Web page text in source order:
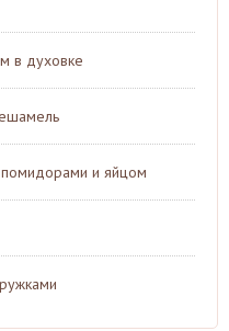
в духовке
и яйцом